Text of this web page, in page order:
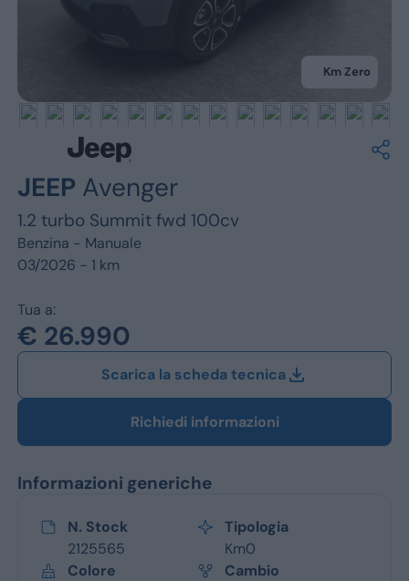
Fiat
Ford
Km Zero
JEEP Avenger
1.2 turbo Summit fwd 100cv
Benzina - Manuale
03/2026 - 1 km
Tua a:
€ 26.990
Scarica la scheda tecnica
Richiedi informazioni
Informazioni generiche
N. Stock
2125565
Tipologia
Km0
Colore
Cambio